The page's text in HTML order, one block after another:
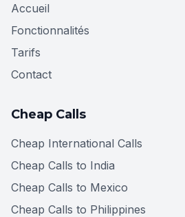
Accueil
Fonctionnalités
Tarifs
Contact
Cheap Calls
Cheap International Calls
Cheap Calls to India
Cheap Calls to Mexico
Cheap Calls to Philippines